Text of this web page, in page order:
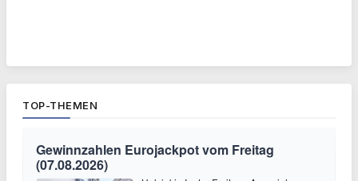
TOP-THEMEN
Gewinnzahlen Eurojackpot vom Freitag
(07.08.2026)